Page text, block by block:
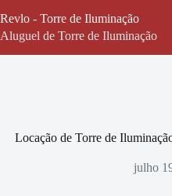
para
o
Revlo - Torre de Iluminação
Aluguel de Torre de Iluminação
Locação de Torre de
julho